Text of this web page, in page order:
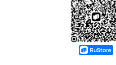
Женский
Согласие на получение чеков